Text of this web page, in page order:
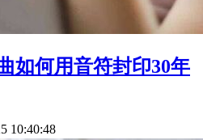
如何用音符封印30年
10:40:48